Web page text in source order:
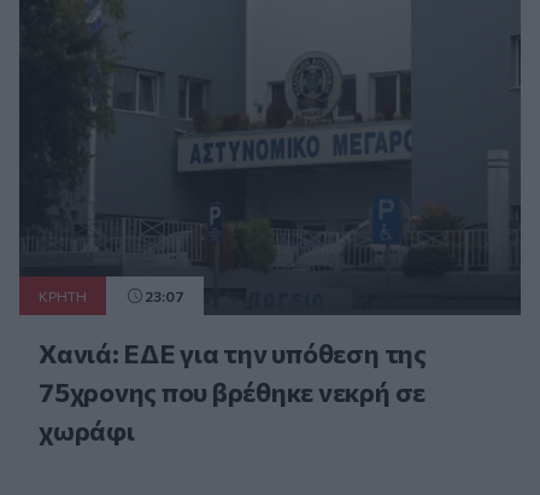
ΚΡΗΤΗ 23:07
Χανιά: ΕΔΕ για την υπόθεση της
75χρονης που βρέθηκε νεκρή σε
χωράφι